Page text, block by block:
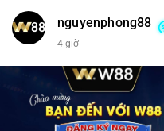
$xrp
#titanbot
📰 Nguồn: CoinDesk
nguyenphong88
4 giờ